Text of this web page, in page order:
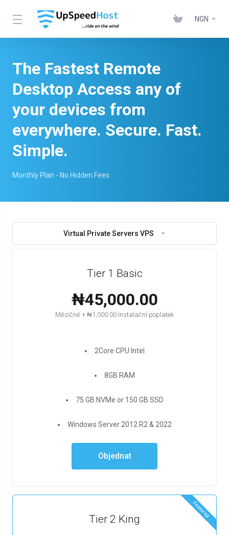
NGN
The Fastest Remote
Desktop Access any of
your devices from
everywhere. Secure. Fast.
Simple.
Monthly Plan - No Hidden Fees
Virtual Private Servers VPS
Tier 1 Basic
₦45,000.00
Měsíčně + ₦1,000.00 Instalační poplatek
2Core CPU Intel
8GB RAM
75 GB NVMe or 150 GB SSD
Windows Server 2012 R2 & 2022
Objednat
Featured
Tier 2 King